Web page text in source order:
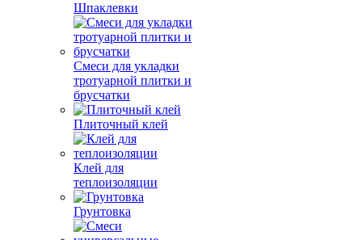
Шпаклевки
Смеси для укладки
тротуарной плитки и
брусчатки
Плиточный клей
Клей для
теплоизоляции
Грунтовка